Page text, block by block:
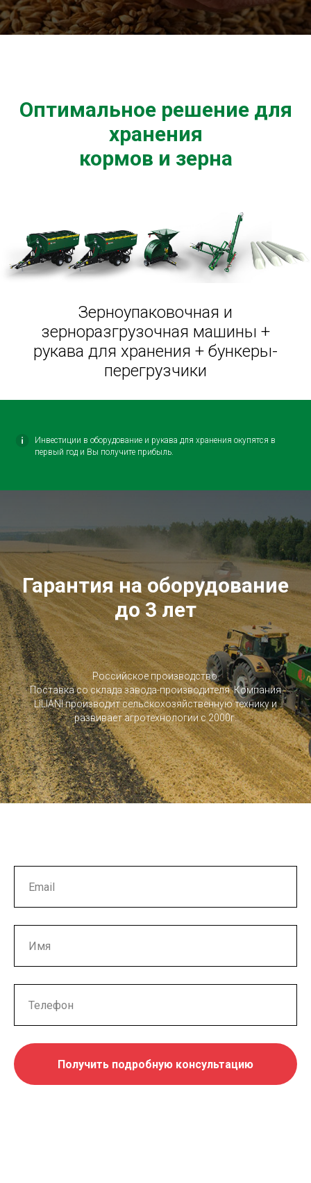
Оптимальное решение для
хранения
кормов и зерна
Зерноупаковочная и
зерноразгрузочная машины +
рукава для хранения + бункеры-
перегрузчики
Инвестиции в оборудование и рукава для хранения окупятся в
первый год и Вы получите прибыль.
Гарантия на оборудование
до 3 лет
Российское производство.
Поставка со склада завода-производителя. Компания
LILIANI производит сельскохозяйственную технику и
развивает агротехнологии с 2000г.
Получить подробную консультацию